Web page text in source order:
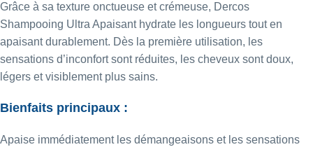
Grâce à sa texture onctueuse et crémeuse, Dercos
Shampooing Ultra Apaisant hydrate les longueurs tout en
apaisant durablement. Dès la première utilisation, les
sensations d’inconfort sont réduites, les cheveux sont doux,
légers et visiblement plus sains.
Bienfaits principaux :
Apaise immédiatement les démangeaisons et les sensations